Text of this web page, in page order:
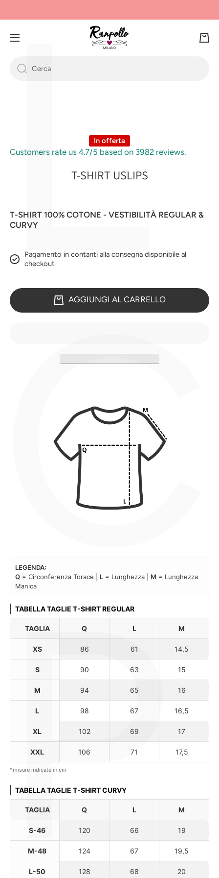
L
C
P
Γ
rre
Cerca
In offerta
Customers rate us 4.7/5 based on 3982 reviews.
T-SHIRT USLIPS
T-SHIRT 100% COTONE - VESTIBILITÀ REGULAR &
CURVY
Pagamento in contanti alla consegna disponibile al
checkout
AGGIUNGI AL CARRELLO
LEGENDA:
Q = Circonferenza Torace | L = Lunghezza | M = Lunghezza
Manica
TABELLA TAGLIE T-SHIRT REGULAR
TAGLIA Q L M
XS 86 61 14,5
S 90 63 15
M 94 65 16
L 98 67 16,5
XL 102 69 17
XXL 106 71 17,5
*misure indicate in cm
TABELLA TAGLIE T-SHIRT CURVY
TAGLIA Q L M
S-46 120 66 19
M-48 124 67 19,5
L-50 128 68 20